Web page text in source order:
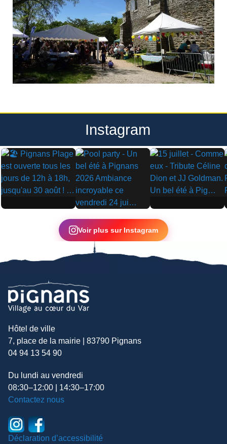
Instagram
▶
▶
▶
Voir plus sur Instagram
Hôtel de ville
7, place de la mairie | 83790 Pignans
04 94 13 54 90
Du lundi au vendredi
08:30–12:00 | 14:30–17:00
Contactez nous
Déclaration d’accessibilité